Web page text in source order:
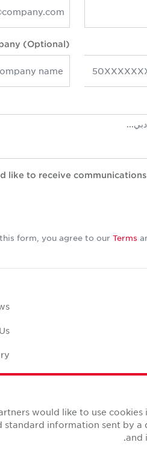
(Optional)
like to receive
form, you agree to our Terms
would like to use
standard information sent by
and